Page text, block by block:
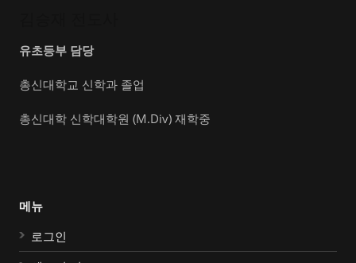
유초등부 담당
총신대학교 신학과 졸업
총신대학 신학대학원 (M.Div) 재학중
메뉴
로그인